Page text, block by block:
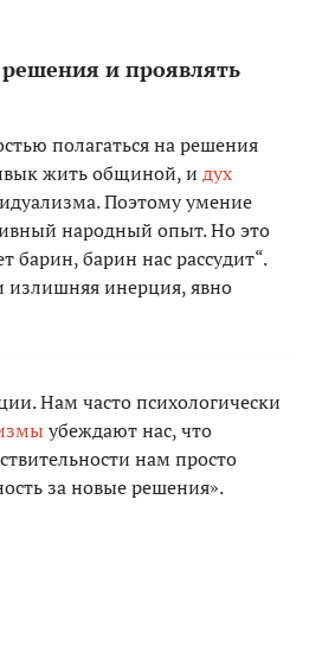
и проявлять
полагаться на решения
жить общиной, и дух
Поэтому умение
народный опыт. Но это
барин, барин нас рассудит“.
излишняя инерция, явно
Нам часто психологически
убеждают нас, что
нам просто
за новые решения».